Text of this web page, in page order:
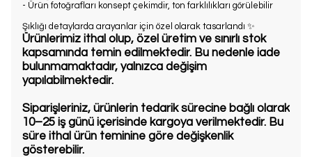
- Ürün fotoğrafları konsept çekimdir, ton farklılıkları görülebilir
Şıklığı detaylarda arayanlar için özel olarak tasarlandı ✨
Ürünlerimiz ithal olup, özel üretim ve sınırlı stok
kapsamında temin edilmektedir. Bu nedenle iade
bulunmamaktadır, yalnızca değişim
yapılabilmektedir.
Siparişleriniz, ürünlerin tedarik sürecine bağlı olarak
10–25 iş günü içerisinde kargoya verilmektedir. Bu
süre ithal ürün teminine göre değişkenlik
gösterebilir.